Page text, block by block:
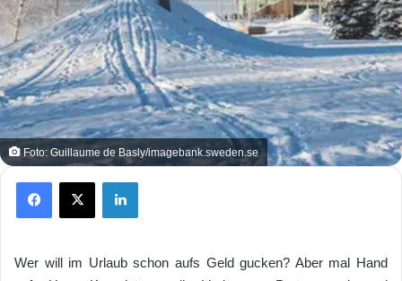
Foto: Guillaume de Basly/imagebank.sweden.se
X
Wer will im Urlaub schon aufs Geld gucken? Aber mal Hand